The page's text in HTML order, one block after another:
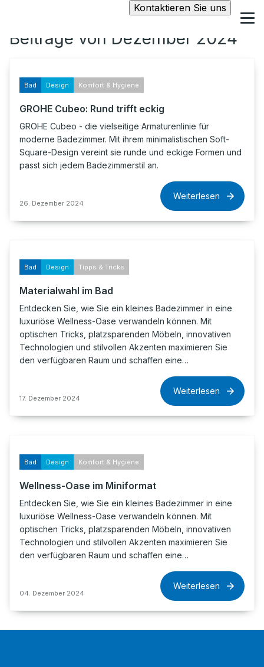
Kontaktieren Sie uns
Beiträge von Dezember 2024
Bad Design Komfort & Hygiene
GROHE Cubeo: Rund trifft eckig
GROHE Cubeo - die vielseitige Armaturenlinie für
moderne Badezimmer. Mit ihrem minimalistischen Soft-
Square-Design vereint sie runde und eckige Formen und
passt sich jedem Badezimmerstil an.
26. Dezember 2024
Weiterlesen
Bad Design Tipps & Tricks
Materialwahl im Bad
Entdecken Sie, wie Sie ein kleines Badezimmer in eine
luxuriöse Wellness-Oase verwandeln können. Mit
optischen Tricks, platzsparenden Möbeln, innovativen
Technologien und stilvollen Akzenten maximieren Sie
den verfügbaren Raum und schaffen eine…
17. Dezember 2024
Weiterlesen
Bad Design Komfort & Hygiene
Wellness-Oase im Miniformat
Entdecken Sie, wie Sie ein kleines Badezimmer in eine
luxuriöse Wellness-Oase verwandeln können. Mit
optischen Tricks, platzsparenden Möbeln, innovativen
Technologien und stilvollen Akzenten maximieren Sie
den verfügbaren Raum und schaffen eine…
04. Dezember 2024
Weiterlesen